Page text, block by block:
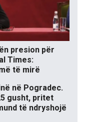
presion për
Times:
të mirë
në Pogradec.
gusht, pritet
të ndryshojë